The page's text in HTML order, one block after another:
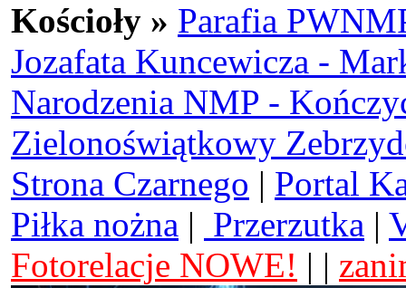
Kościoły » Parafia
Jozafata Kuncewicza -
Narodzenia NMP -
Zielonoświątkowy
Strona Czarnego | Portal
Piłka nożna | Przerzutka |
Fotorelacje NOWE! | |